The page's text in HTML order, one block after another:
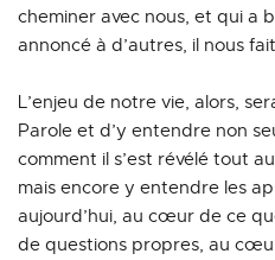
cheminer avec nous, et qui a
annoncé à d’autres, il nous
L’enjeu de notre vie, alors,
Parole et d’y entendre non
comment il s’est révélé tout
mais encore y entendre les
aujourd’hui, au cœur de ce
de questions propres, au